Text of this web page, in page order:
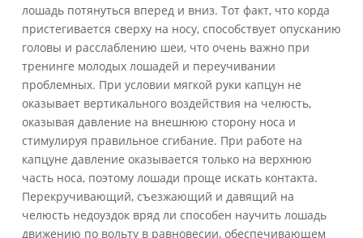
лошадь потянуться вперед и вниз. Тот факт, что корда
пристегивается сверху на носу, способствует опусканию
головы и расслаблению шеи, что очень важно при
тренинге молодых лошадей и переучивании
проблемных. При условии мягкой руки капцун не
оказывает вертикального воздействия на челюсть,
оказывая давление на внешнюю сторону носа и
стимулируя правильное сгибание. При работе на
капцуне давление оказывается только на верхнюю
часть носа, поэтому лошади проще искать контакта.
Перекручивающий, съезжающий и давящий на
челюсть недоуздок вряд ли способен научить лошадь
движению по вольту в равновесии, обеспечивающем